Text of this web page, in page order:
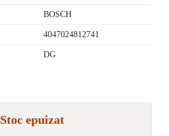
BOSCH
4047024812741
DG
Stoc epuizat